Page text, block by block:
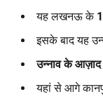
यह लखनऊ के
इसके बाद यह
उन्नाव के आज़ाद
यहां से आगे